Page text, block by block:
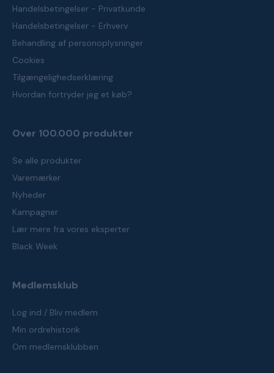
Handelsbetingelser - Privatkunde
Handelsbetingelser - Erhverv
Behandling af personoplysninger
Cookies
Tilgængelighedserklæring
Hvordan fortryder jeg et køb?
Over 100.000 produkter
Se alle produkter
Varemærker
Nyheder
Kampagner
Lær mere fra vores eksperter
Black Week
Medlemsklub
Log ind / Bliv medlem
Min ordrehistorik
Om medlemsklubben